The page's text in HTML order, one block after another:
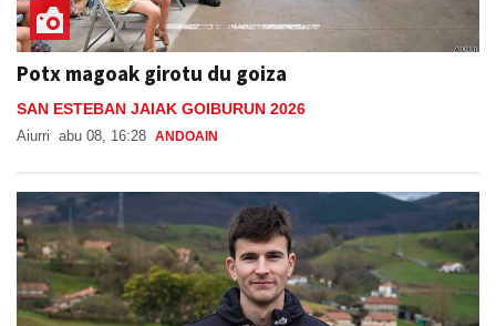
Potx magoak girotu du goiza
SAN ESTEBAN JAIAK GOIBURUN 2026
Aiurri abu 08, 16:28 ANDOAIN